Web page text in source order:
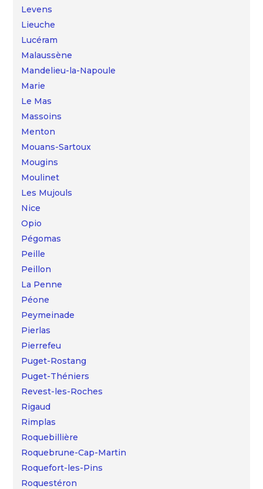
Levens
Lieuche
Lucéram
Malaussène
Mandelieu-la-Napoule
Marie
Le Mas
Massoins
Menton
Mouans-Sartoux
Mougins
Moulinet
Les Mujouls
Nice
Opio
Pégomas
Peille
Peillon
La Penne
Péone
Peymeinade
Pierlas
Pierrefeu
Puget-Rostang
Puget-Théniers
Revest-les-Roches
Rigaud
Rimplas
Roquebillière
Roquebrune-Cap-Martin
Roquefort-les-Pins
Roquestéron